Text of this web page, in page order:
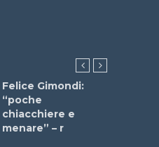
Felice Gimondi:
“poche
chiacchiere e
menare” – r